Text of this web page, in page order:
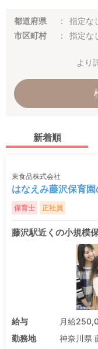
都道府県
指定な
市区町村
指定な
より
新着順
東食品株式会社
はなえみ藤沢保育園
保育士 正社員
藤沢駅近くの小規模
給与
月給
勤務地
神奈川県